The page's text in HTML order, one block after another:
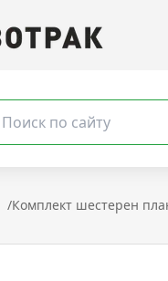
/Комплект шестерен